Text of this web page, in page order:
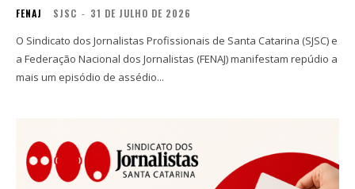
FENAJ SJSC - 31 DE JULHO DE 2026
O Sindicato dos Jornalistas Profissionais de Santa Catarina (SJSC) e
a Federação Nacional dos Jornalistas (FENAJ) manifestam repúdio a
mais um episódio de assédio...